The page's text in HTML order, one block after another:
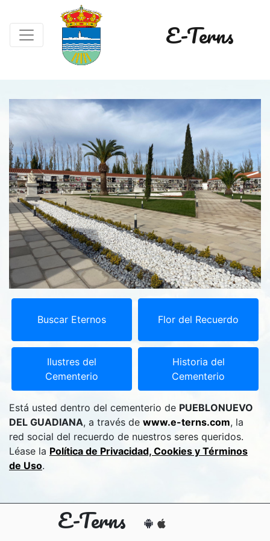
E-Terns
Buscar Eternos Flor del Recuerdo
Ilustres del
Cementerio
Historia del
Cementerio
Está usted dentro del cementerio de PUEBLONUEVO
DEL GUADIANA, a través de www.e-terns.com, la
red social del recuerdo de nuestros seres queridos.
Léase la Política de Privacidad, Cookies y Términos
de Uso.
E-Terns